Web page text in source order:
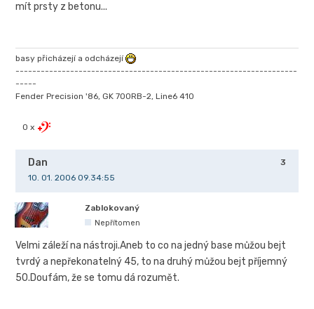
mít prsty z betonu...
basy přicházejí a odcházejí
-------------------------------------------------------------------
-----
Fender Precision '86, GK 700RB-2, Line6 410
0 x
3
Dan
10. 01. 2006 09.34:55
Zablokovaný
Nepřítomen
Velmi záleží na nástroji.Aneb to co na jedný base můžou bejt
tvrdý a nepřekonatelný 45, to na druhý můžou bejt příjemný
50.Doufám, že se tomu dá rozumět.